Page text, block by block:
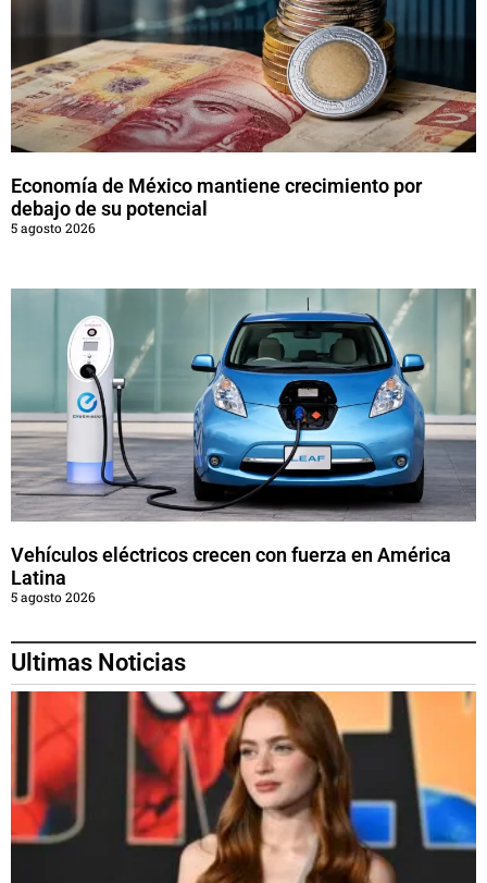
Economía de México mantiene crecimiento por
debajo de su potencial
5 agosto 2026
Vehículos eléctricos crecen con fuerza en América
Latina
5 agosto 2026
Ultimas Noticias